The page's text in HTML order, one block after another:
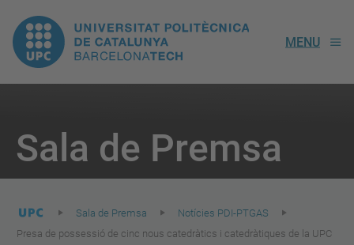
UPC.
Universitat
de
Catalunya
MENU
Sala de Premsa
here:
Sala de Premsa
Notícies PDI-PTGAS
Presa de possessió de cinc nous catedràtics i catedràtiques de la UPC